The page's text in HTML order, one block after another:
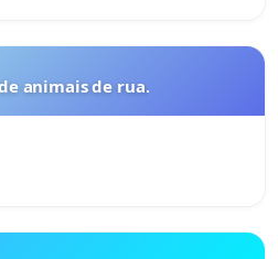
animais de rua.